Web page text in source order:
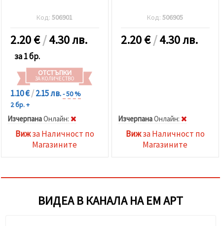
Код:506901
2.20€/4.30 лв.
за 1 бр.
ОТСТЪПКИ
ЗА КОЛИЧЕСТВО
1.10 €/2.15 лв.- 50 %
2 бр. +
ИзчерпанаOнлайн:
Вижза Наличност по
Магазините
Код:506905
2.20€/4.30 лв.
ИзчерпанаOнлайн:
Вижза Наличност по
Магазините
ВИДЕА В КАНАЛА НА ЕМ АРТ